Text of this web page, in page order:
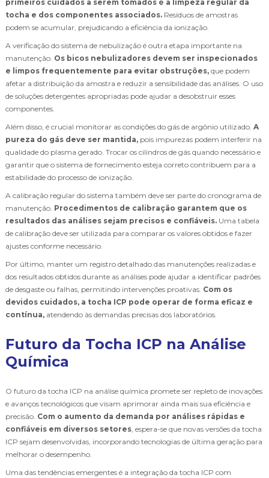
primeiros cuidados a serem tomados é a limpeza regular da
tocha e dos componentes associados. Resíduos de amostras
podem se acumular, prejudicando a eficiência da ionização.
A verificação do sistema de nebulização é outra etapa importante na
manutenção. Os bicos nebulizadores devem ser inspecionados
e limpos frequentemente para evitar obstruções, que podem
afetar a distribuição da amostra e reduzir a sensibilidade das análises. O uso
de soluções detergentes apropriadas pode ajudar a desobstruir esses
componentes.
Além disso, é crucial monitorar as condições do gás de argônio utilizado. A
pureza do gás deve ser mantida, pois impurezas podem interferir na
qualidade do plasma gerado. Trocar os cilindros de gás quando necessário e
garantir que o sistema de fornecimento esteja correto contribuem para a
estabilidade do processo de ionização.
A calibração regular do sistema também deve ser parte do cronograma de
manutenção. Procedimentos de calibração garantem que os
resultados das análises sejam precisos e confiáveis. Uma tabela
de calibração deve ser utilizada para comparar os valores obtidos e fazer
ajustes conforme necessário.
Por último, manter um registro detalhado das manutenções realizadas e
dos resultados obtidos durante as análises pode ajudar a identificar padrões
de desgaste ou falhas, permitindo intervenções proativas. Com os
devidos cuidados, a tocha ICP pode operar de forma eficaz e
contínua, atendendo às demandas precisas dos laboratórios.
Futuro da Tocha ICP na Análise
Química
O futuro da tocha ICP na análise química promete ser repleto de inovações
e avanços tecnológicos que visam aprimorar ainda mais sua eficiência e
precisão. Com o aumento da demanda por análises rápidas e
confiáveis em diversos setores, espera-se que novas versões da tocha
ICP sejam desenvolvidas, incorporando tecnologias de última geração para
melhorar o desempenho.
Uma das tendências emergentes é a integração da tocha ICP com